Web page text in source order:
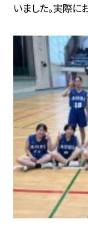
いました。実際に